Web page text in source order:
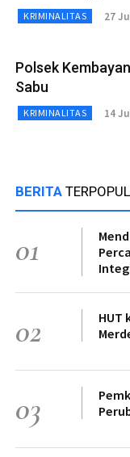
KRIMINALITAS 27
Polsek
Sabu
KRIMINALITAS 14
BERITA
01
02
HUT
03